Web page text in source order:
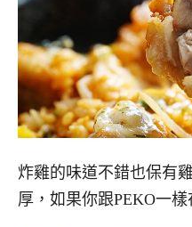
炸雞的味道不錯也保有
厚，如果你跟PEKO一